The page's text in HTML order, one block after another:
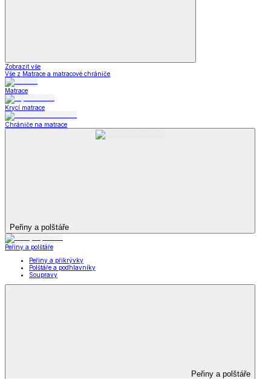
Zobrazit vše
Vše z Matrace a matracové chrániče
Matrace
Krycí matrace
Chrániče na matrace
Peřiny a polštáře
Peřiny a polštáře
Peřiny a přikrývky
Polštáře a podhlavníky
Soupravy
Peřiny a polštáře